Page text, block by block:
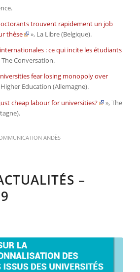
.
trouvent rapidement un job
thèse
», La Libre(Belgique).
: ce qui incite les étudiants
The Conversation.
fear losing monopoly over
Higher Education(Allemagne).
cheap labour for universities? »,The
.
ANDÈS
–